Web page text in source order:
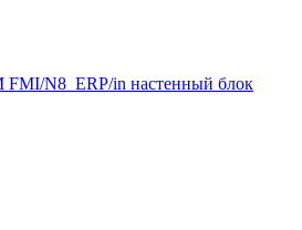
N8_ERP/in настенный блок